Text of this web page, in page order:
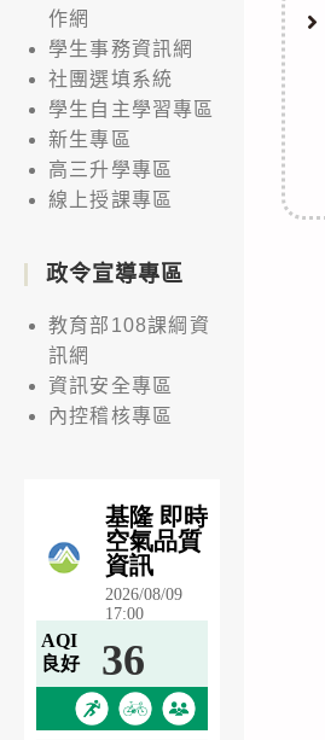
作網
學生事務資訊網
社團選填系統
學生自主學習專區
新生專區
高三升學專區
線上授課專區
政令宣導專區
教育部108課綱資
訊網
資訊安全專區
內控稽核專區